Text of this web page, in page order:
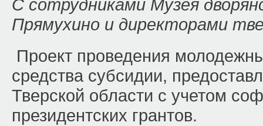
С сотрудниками Музея
Прямухино и директорами
Проект проведения
средства субсидии,
Тверской области с учетом
президентских грантов.